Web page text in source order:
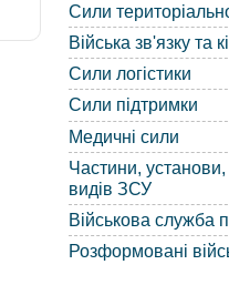
Сили
Війська зв'язку та
Сили логістики
Сили підтримки
Медичні сили
Частини,
видів ЗСУ
Військова служба
Розформовані